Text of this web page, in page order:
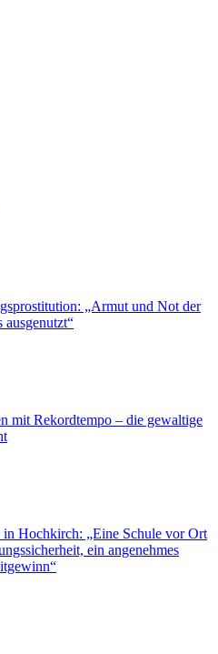
„Armut und Not der
ausgenutzt“
mit Rekordtempo – die gewaltige
in Hochkirch: „Eine Schule vor Ort
ein angenehmes